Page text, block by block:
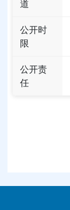
道
公开时
限
公开责
任